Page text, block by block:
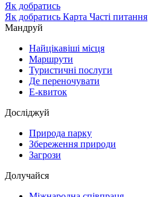
Як добратись
Як добратись Карта Часті питання
Мандруй
Найцікавіші місця
Маршрути
Туристичні послуги
Де переночувати
Е-квиток
Досліджуй
Природа парку
Збереження природи
Загрози
Долучайся